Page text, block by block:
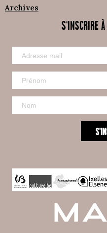
Archives
S'INSCRIRE À